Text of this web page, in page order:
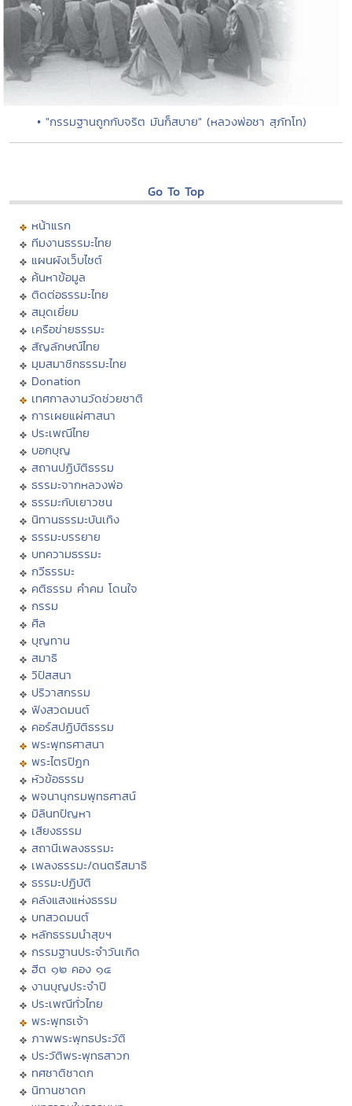
• "กรรมฐานถูกกับจริต มันก็สบาย" (หลวงพ่อชา สุภัทโท)
Go To Top
หน้าแรก
ทีมงานธรรมะไทย
แผนผังเว็บไซต์
ค้นหาข้อมูล
ติดต่อธรรมะไทย
สมุดเยี่ยม
เครือข่ายธรรมะ
สัญลักษณ์ไทย
มุมสมาชิกธรรมะไทย
Donation
เทศกาลงานวัดช่วยชาติ
การเผยแผ่ศาสนา
ประเพณีไทย
บอกบุญ
สถานปฏิบัติธรรม
ธรรมะจากหลวงพ่อ
ธรรมะกับเยาวชน
นิทานธรรมะบันเทิง
ธรรมะบรรยาย
บทความธรรมะ
กวีธรรมะ
คติธรรม คำคม โดนใจ
กรรม
ศีล
บุญทาน
สมาธิ
วิปัสสนา
ปริวาสกรรม
ฟังสวดมนต์
คอร์สปฏิบัติธรรม
พระพุทธศาสนา
พระไตรปิฏก
หัวข้อธรรม
พจนานุกรมพุทธศาสน์
มิลินทปัญหา
เสียงธรรม
สถานีเพลงธรรมะ
เพลงธรรมะ/ดนตรีสมาธิ
ธรรมะปฏิบัติ
คลังแสงแห่งธรรม
บทสวดมนต์
หลักธรรมนำสุขฯ
กรรมฐานประจำวันเกิด
ฮีต ๑๒ คอง ๑๔
งานบุญประจำปี
ประเพณีทั่วไทย
พระพุทธเจ้า
ภาพพระพุทธประวัติ
ประวัติพระพุทธสาวก
ทศชาติชาดก
นิทานชาดก